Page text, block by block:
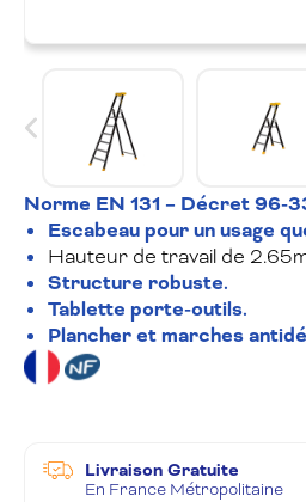
Norme EN 131 – Décret 96-
Escabeau pour un usage
Hauteur de travail de
Structure robuste.
Tablette porte-outils.
Plancher et marches
Livraison Gratuite
En France Métropolitaine